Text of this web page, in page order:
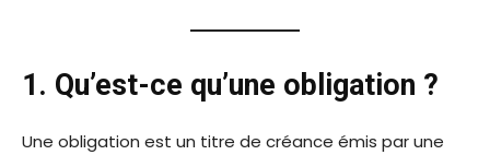
1. Qu’est-ce qu’une obligation ?
Une obligation est un titre de créance émis par une